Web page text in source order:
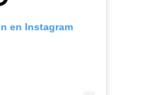
en Instagram